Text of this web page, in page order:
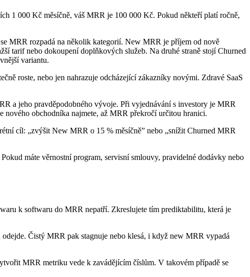
1 000 Kč měsíčně, váš MRR je 100 000 Kč. Pokud někteří platí ročně,
MRR rozpadá na několik kategorií. New MRR je příjem od nově
tarif nebo dokoupení doplňkových služeb. Na druhé straně stojí Churned
variantu.
roste, nebo jen nahrazuje odcházející zákazníky novými. Zdravé SaaS
a jeho pravděpodobného vývoje. Při vyjednávání s investory je MRR
nového obchodníka najmete, až MRR překročí určitou hranici.
cíl: „zvýšit New MRR o 15 % měsíčně” nebo „snížit Churned MRR
máte věrnostní program, servisní smlouvy, pravidelné dodávky nebo
k softwaru do MRR nepatří. Zkreslujete tím prediktabilitu, která je
Čistý MRR pak stagnuje nebo klesá, i když new MRR vypadá
MRR metriku vede k zavádějícím číslům. V takovém případě se